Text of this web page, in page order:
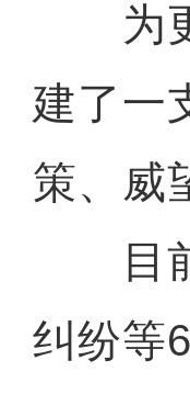
为更
建了一
策、威
目前
纠纷等